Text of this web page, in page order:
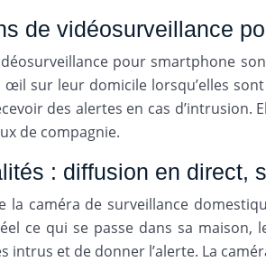
de vidéosurveillance
pour smartphone
sur leur domicile lorsqu’elles
des alertes en cas
de compagnie.
: diffusion en direct,
la caméra de surveillance
ce qui se passe dans sa
intrus et de donner l’alerte. La